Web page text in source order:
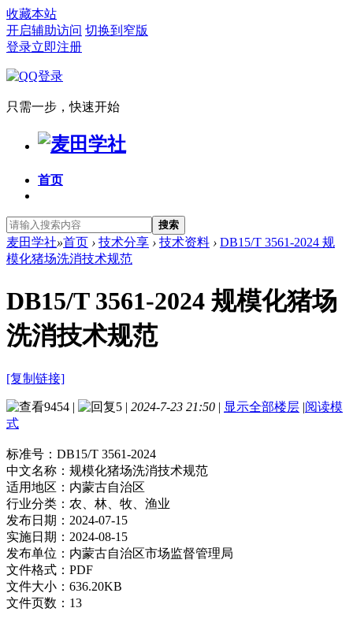
收藏本站
开启辅助访问 切换到窄版
登录立即注册
只需一步，快速开始
首页
搜索
麦田学社»首页 › 技术分享 › 技术资料 › DB15/T 3561-2024 规
模化猪场洗消技术规范
DB15/T 3561-2024 规模化猪场
洗消技术规范
[复制链接]
9454 | 5 | 2024-7-23 21:50 | 显示全部楼层 |阅读模
式
标准号： DB15/T 3561-2024
中文名称： 规模化猪场洗消技术规范
适用地区： 内蒙古自治区
行业分类： 农、林、牧、渔业
发布日期： 2024-07-15
实施日期： 2024-08-15
发布单位： 内蒙古自治区市场监督管理局
文件格式： PDF
文件大小： 636.20KB
文件页数： 13